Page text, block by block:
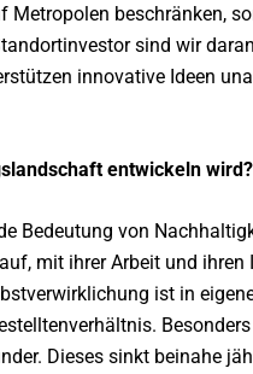
beschränken,
sind wir
innovative Ideen
entwickeln wird?
Bedeutung von
mit ihrer Arbeit und ihren
ist in
Besonders
Dieses sinkt beinahe